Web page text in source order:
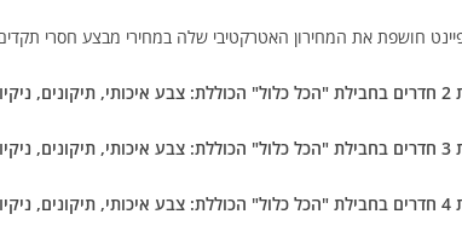
חושפת את המחירון האטרקטיבי שלה במחירי מבצע חסרי
₪
₪
₪